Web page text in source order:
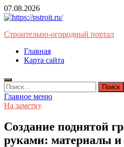
Перейти
к
07.08.2026
Строительно-огородный портал
Главная
Карта сайта
Найти:
Главное меню
На заметку
Создание поднятой
руками: материалы и